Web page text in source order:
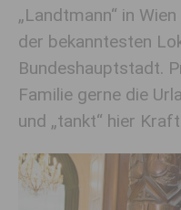
„Landtmann“ in
der bekanntesten
Bundeshauptstadt.
Familie gerne die
und „tankt“ hier